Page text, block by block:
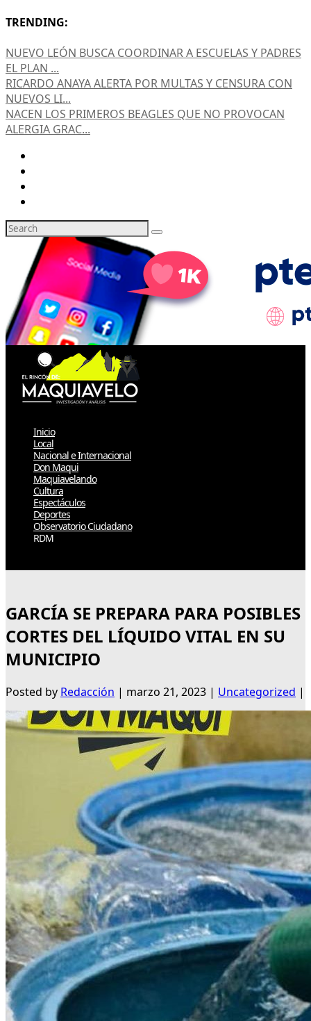
TRENDING:
NUEVO LEÓN BUSCA COORDINAR A ESCUELAS Y PADRES
EL PLAN ...
RICARDO ANAYA ALERTA POR MULTAS Y CENSURA CON
NUEVOS LI...
NACEN LOS PRIMEROS BEAGLES QUE NO PROVOCAN
ALERGIA GRAC...
Inicio
Local
Nacional e Internacional
Don Maqui
Maquiavelando
Cultura
Espectáculos
Deportes
Observatorio Ciudadano
RDM
GARCÍA SE PREPARA PARA POSIBLES
CORTES DEL LÍQUIDO VITAL EN SU
MUNICIPIO
Posted by Redacción | marzo 21, 2023 | Uncategorized |